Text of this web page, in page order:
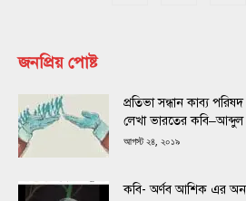
জনপ্রিয় পোষ্ট
প্রতিভা সন্ধান কাব্য
লেখা ভারতের
আগস্ট ২৪, ২০১৯
কবি- অর্ণব আশিক এর